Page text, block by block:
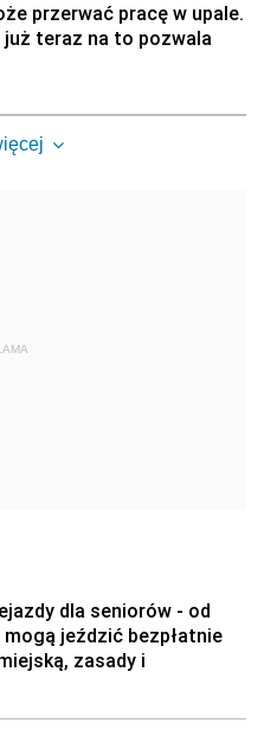
przerwać pracę w upale.
już teraz na to pozwala
dla seniorów - od
jeździć bezpłatnie
zasady i